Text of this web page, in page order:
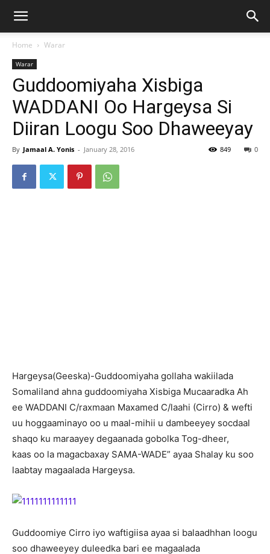
Home Warar
Warar
Guddoomiyaha Xisbiga
WADDANI Oo Hargeysa Si
Diiran Loogu Soo Dhaweeyay
By Jamaal A. Yonis - January 28, 2016 0
849
Hargeysa(Geeska)-Guddoomiyaha gollaha wakiilada
Somaliland ahna guddoomiyaha Xisbiga Mucaaradka Ah
ee WADDANI C/raxmaan Maxamed C/laahi (Cirro) & wefti
uu hoggaaminayo oo u maal-mihii u dambeeyey socdaal
shaqo ku maraayey degaanada gobolka Tog-dheer,
kaas oo la magacbaxay SAMA-WADE” ayaa Shalay ku soo
laabtay magaalada Hargeysa.
Guddoomiye Cirro iyo waftigiisa ayaa si balaadhhan loogu
soo dhaweeyey duleedka bari ee magaalada